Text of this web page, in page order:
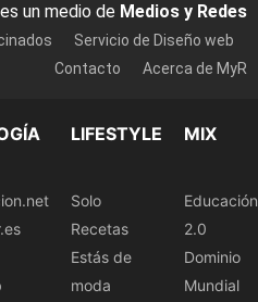
un medio de Medios y Redes
Servicio de Diseño web
Contacto
Acerca de MyR
LIFESTYLE
Solo
Recetas
Estás de
moda
MIX
Educación
2.0
Dominio
Mundial